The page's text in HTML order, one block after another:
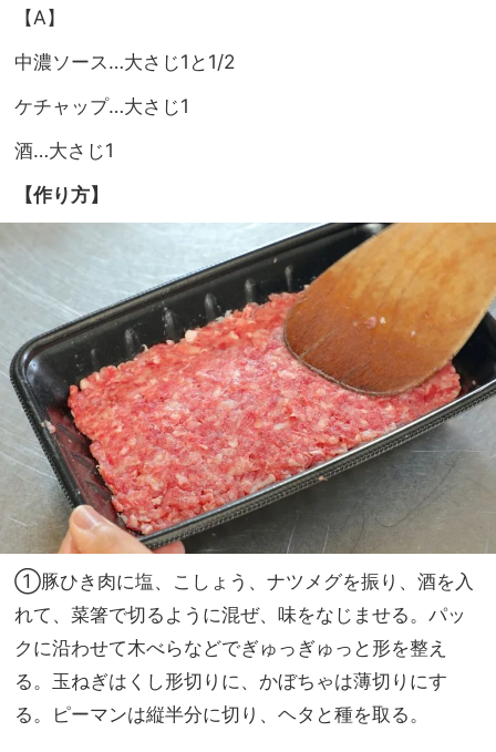
【A】
中濃ソース…大さじ1と1/2
ケチャップ…大さじ1
酒…大さじ1
【作り方】
①豚ひき肉に塩、こしょう、ナツメグを振り、酒を入
れて、菜箸で切るように混ぜ、味をなじませる。パッ
クに沿わせて木べらなどでぎゅっぎゅっと形を整え
る。玉ねぎはくし形切りに、かぼちゃは薄切りにす
る。ピーマンは縦半分に切り、ヘタと種を取る。